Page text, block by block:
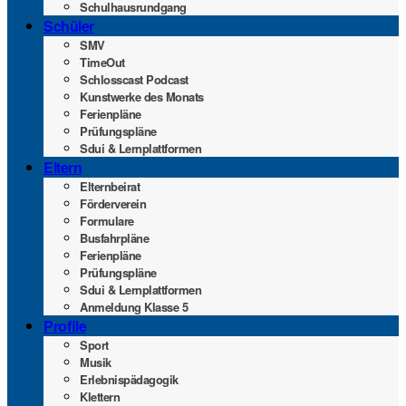
Schul­haus­rund­gang
Schü­ler
SMV
Time­Out
Schlosscast Pod­cast
Kunst­wer­ke des Monats
Feri­en­plä­ne
Prü­fungs­plä­ne
Sdui & Lernplattformen
Eltern
Eltern­bei­rat
För­der­ver­ein
For­mu­la­re
Bus­fahr­plä­ne
Feri­en­plä­ne
Prü­fungs­plä­ne
Sdui & Lernplattformen
Anmel­dung Klas­se 5
Pro­fi­le
Sport
Musik
Erleb­nis­päd­ago­gik
Klet­tern